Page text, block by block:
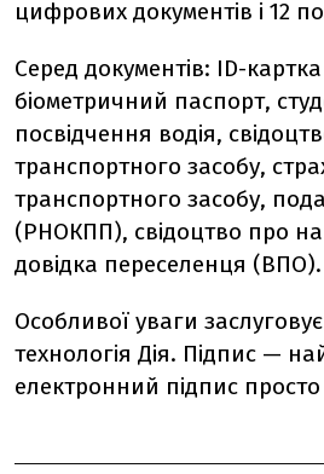
цифрових документів і 12
Серед документів: ID-
біометричний паспорт,
посвідчення водія,
транспортного засобу,
транспортного засобу,
(РНОКПП), свідоцтво про
довідка переселенця (ВПО).
Особливої уваги
технологія Дія. Підпис —
електронний підпис